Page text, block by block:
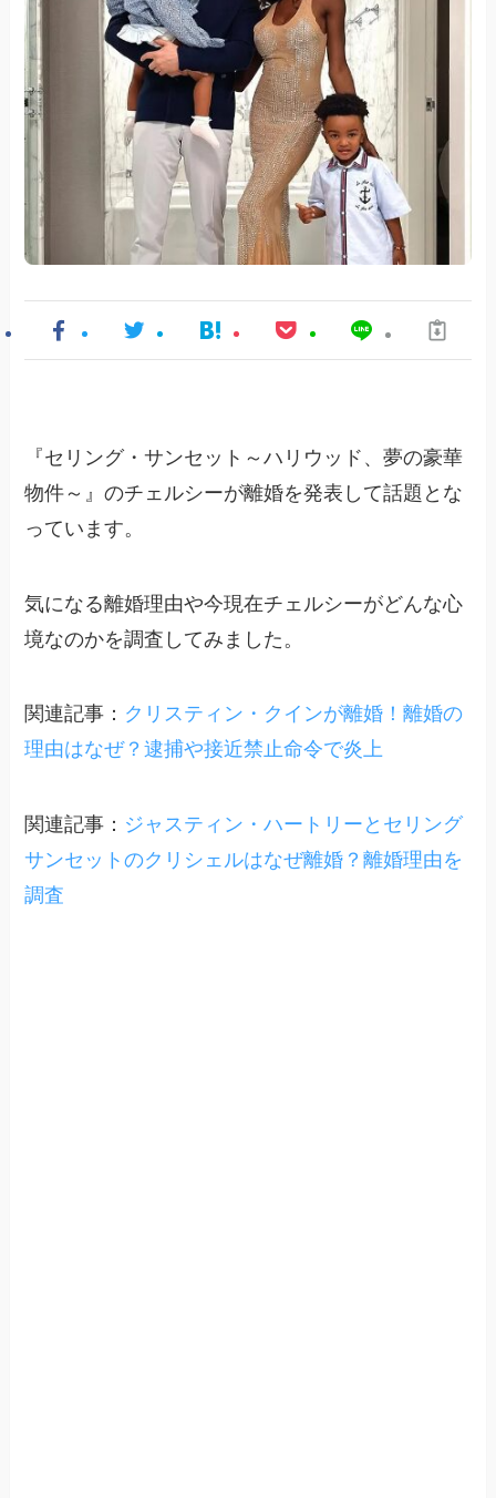
『セリング・サンセット～ハリウッド、夢の豪華
物件～』のチェルシーが離婚を発表して話題とな
っています。
気になる離婚理由や今現在チェルシーがどんな心
境なのかを調査してみました。
関連記事： クリスティン・クインが離婚！離婚の
理由はなぜ？逮捕や接近禁止命令で炎上
関連記事： ジャスティン・ハートリーとセリング
サンセットのクリシェルはなぜ離婚？離婚理由を
調査